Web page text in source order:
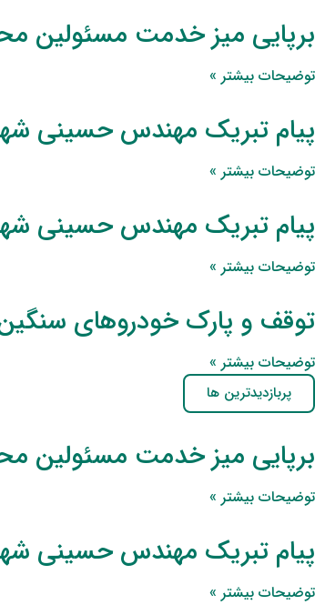
برپایی میز خدمت مسئولین
توضیحات بیشتر »
پیام تبریک مهندس حسینی
توضیحات بیشتر »
پیام تبریک مهندس حسینی
توضیحات بیشتر »
توقف و پارک خودروهای
توضیحات بیشتر »
پربازدیدترین ها
برپایی میز خدمت مسئولین
توضیحات بیشتر »
پیام تبریک مهندس حسینی
توضیحات بیشتر »